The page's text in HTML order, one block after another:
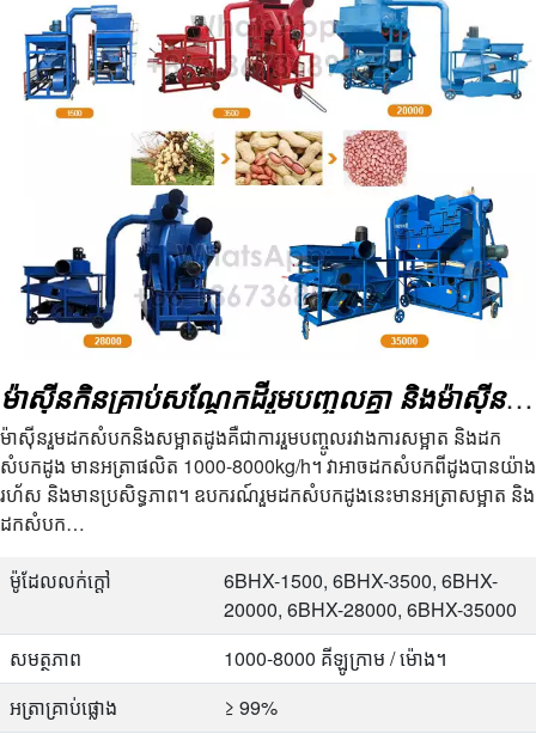
ម៉ាស៊ីនកិនគ្រាប់សណ្តែកដីរួមបញ្ចូលគ្នា និងម៉ាស៊ីនសម្អាត
ម៉ាស៊ីនរួមដកសំបកនិងសម្អាតដូងគឺជាការរួមបញ្ចូលរវាងការសម្អាត និងដក
សំបកដូង មានអត្រាផលិត 1000-8000kg/h។ វាអាចដកសំបកពីដូងបានយ៉ាង
រហ័ស និងមានប្រសិទ្ធភាព។ ឧបករណ៍រួមដកសំបកដូងនេះមានអត្រាសម្អាត និង
ដកសំបក…
ម៉ូដែលលក់ក្តៅ
6BHX-1500, 6BHX-3500, 6BHX-
20000, 6BHX-28000, 6BHX-35000
សមត្ថភាព
1000-8000 គីឡូក្រាម / ម៉ោង។
អត្រា​គ្រាប់​ផ្លោង
≥ 99%